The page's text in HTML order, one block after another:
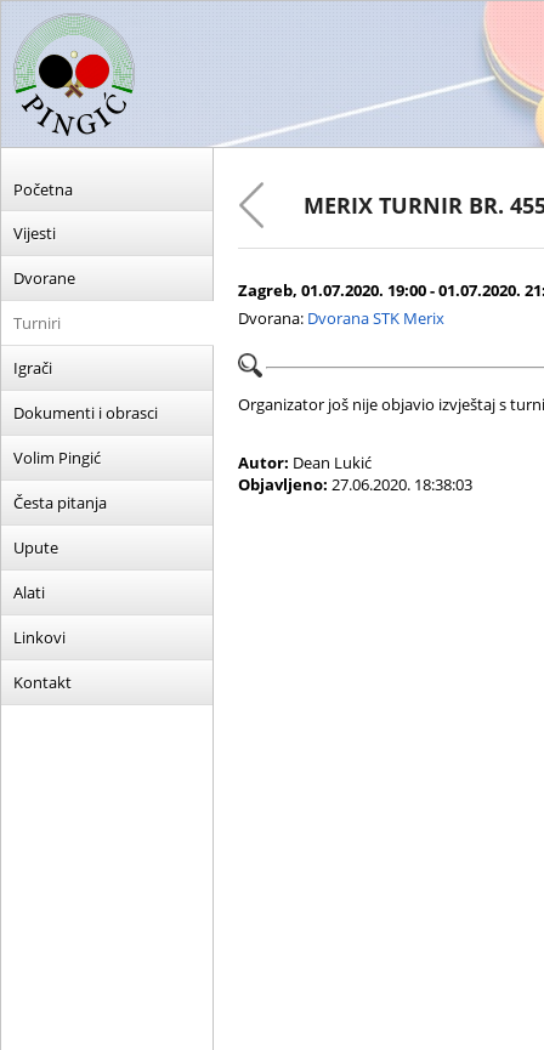
Početna
Vijesti
Dvorane
Turniri
Igrači
Dokumenti i obrasci
Volim Pingić
Česta pitanja
Upute
Alati
Linkovi
Kontakt
MERIX TURNIR BR.
Zagreb, 01.07.2020. 19:00 - 01.07.2020.
Dvorana: Dvorana STK Merix
Organizator još nije objavio izvještaj s
Autor: Dean Lukić
Objavljeno: 27.06.2020. 18:38:03